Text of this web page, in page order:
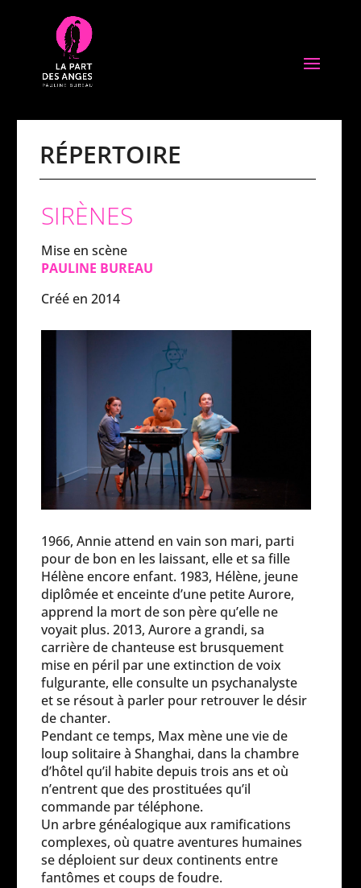
RÉPERTOIRE
SIRÈNES
Mise en scène
PAULINE BUREAU
Créé en 2014
1966, Annie attend en vain son mari, parti
pour de bon en les laissant, elle et sa fille
Hélène encore enfant. 1983, Hélène, jeune
diplômée et enceinte d’une petite Aurore,
apprend la mort de son père qu’elle ne
voyait plus. 2013, Aurore a grandi, sa
carrière de chanteuse est brusquement
mise en péril par une extinction de voix
fulgurante, elle consulte un psychanalyste
et se résout à parler pour retrouver le désir
de chanter.
Pendant ce temps, Max mène une vie de
loup solitaire à Shanghai, dans la chambre
d’hôtel qu’il habite depuis trois ans et où
n’entrent que des prostituées qu’il
commande par téléphone.
Un arbre généalogique aux ramifications
complexes, où quatre aventures humaines
se déploient sur deux continents entre
fantômes et coups de foudre.